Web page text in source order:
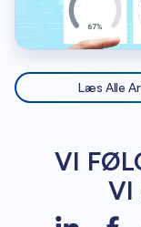
Læs Alle
VI
VI